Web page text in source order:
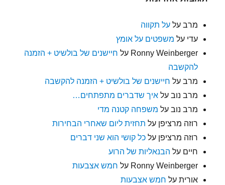
מרב עלעל תקווה
עדי על משפטים על אומץ
Ronny Weinberger על חיישנים של בולשיט + הזמנה
להקשבה
מרב על חיישנים של בולשיט + הזמנה להקשבה
מרב נוב עלאיך שדברים מתפתחים…
מרב נוב על משפחה קטנה מדי
רוזה מרציפן על תחזית ליום שאחרי הבחירות
רוזה מרציפן עלכל קושי הוא שני דברים
חיים על הבנאליות של הרוע
Ronny Weinberger על חמש אצבעות
אורית על חמש אצבעות